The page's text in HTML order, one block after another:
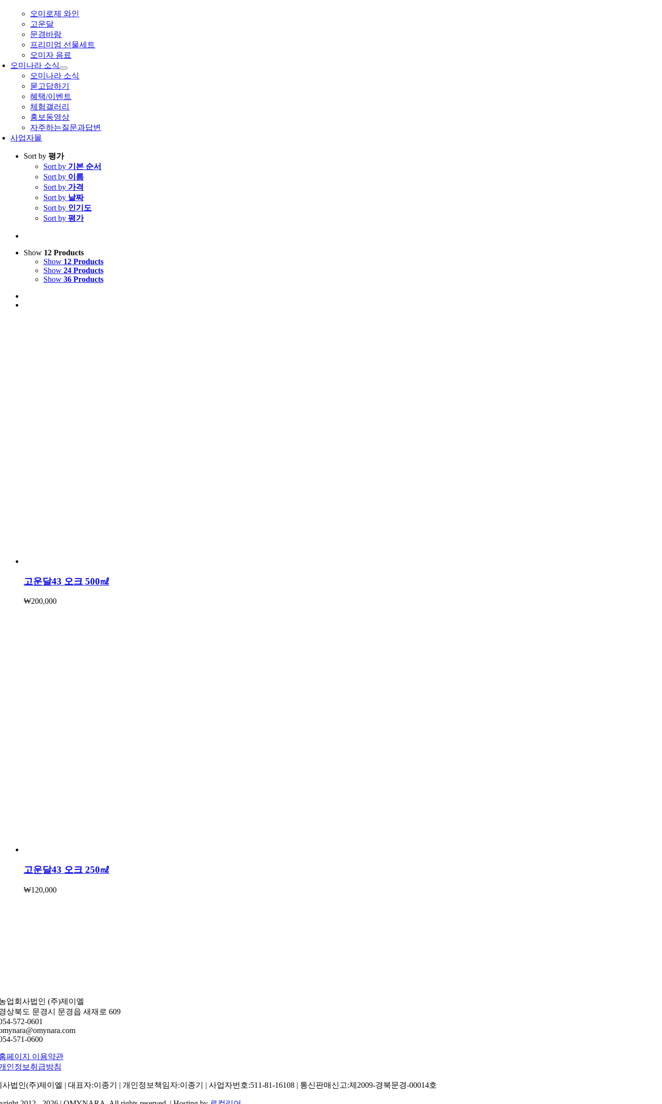
오미로제 와인
고운달
문경바람
프리미엄 선물세트
오미자 음료
오미나라 소식
오미나라 소식
묻고답하기
혜택/이벤트
체험갤러리
홍보동영상
자주하는질문과답변
사업자몰
Sort by 평가
Sort by 기본 순서
Sort by 이름
Sort by 가격
Sort by 날짜
Sort by 인기도
Sort by 평가
Show 12 Products
Show 12 Products
Show 24 Products
Show 36 Products
고운달43 오크 500㎖
₩200,000
고운달43 오크 250㎖
₩120,000
업회사법인 (주)제이엘
상북도 문경시 문경읍 새재로 609
572-0601
571-0600
페이지 이용약관
인정보취급방침
법인(주)제이엘 | 대표자:이종기 | 개인정보책임자:이종기 | 사업자번호:511-81-16108 | 통신판매신고:제2009-경북문경-00014호